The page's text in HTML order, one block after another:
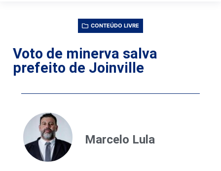
CONTEÚDO LIVRE
Voto de minerva salva
prefeito de Joinville
Marcelo Lula